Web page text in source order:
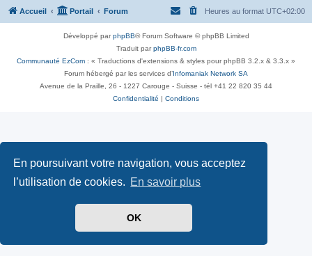
En poursuivant votre navigation, vous acceptez
l’utilisation de cookies. En savoir plus
OK
Accueil Portail Forum Heures au format UTC+02:00
Développé parphpBB® Forum Software © phpBB Limited
Traduit parphpBB-fr.com
Communauté EzCom : « Traductions d'extensions & styles pour phpBB 3.2.x & 3.3.x »
Forum hébergé par les services d’ Infomaniak Network SA
Avenue de la Praille, 26 - 1227 Carouge - Suisse - tél +41 22 820 35 44
Confidentialité
Conditions